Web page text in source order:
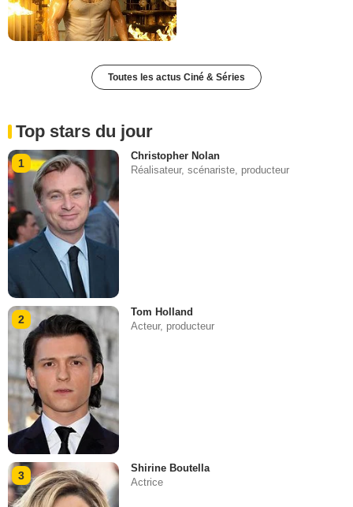
Toutes les actus Ciné & Séries
Top stars du jour
1
Christopher Nolan
Réalisateur, scénariste, producteur
2
Tom Holland
Acteur, producteur
3
Shirine Boutella
Actrice